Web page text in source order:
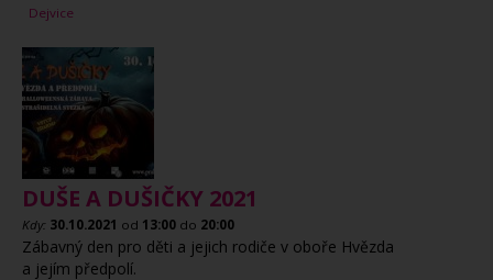
Dejvice
DUŠE A DUŠIČKY 2021
Kdy: 30.10.2021 od 13:00 do 20:00
Zábavný den pro děti a jejich rodiče v oboře Hvězda
a jejím předpolí.